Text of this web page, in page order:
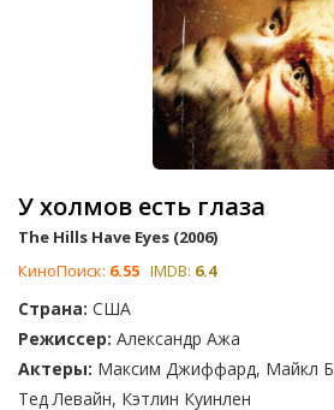
У холмов есть глаза
The Hills Have Eyes (2006)
КиноПоиск: 6.55 IMDB: 6.4
Страна: США
Режиссер: Александр Ажа
Актеры: Максим Джиффард, Майкл
Тед Левайн, Кэтлин Куинлен